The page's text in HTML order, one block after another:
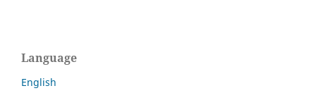
Language
English